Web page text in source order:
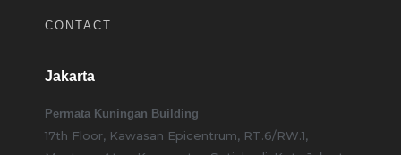
CONTACT
Jakarta
Permata Kuningan Building
17th Floor, Kawasan Epicentrum, RT.6/RW.1,